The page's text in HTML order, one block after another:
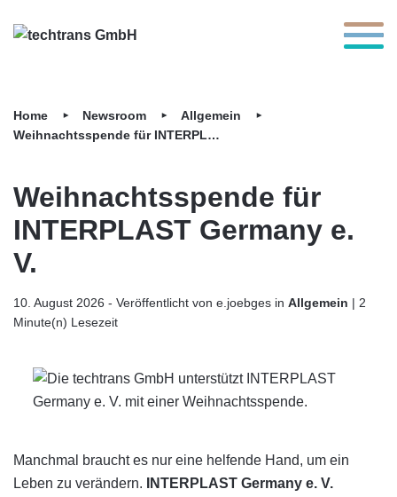
Toggle
Home Newsroom
Allgemein
Weihnachtsspende für INTERPLAST Germany e. V.
Weihnachtsspende für
INTERPLAST Germany e.
V.
10. August 2026 - Veröffentlicht von Author:
e.joebges in Category:
Allgemein | 2
Minute(n) Lesezeit
Manchmal braucht es nur eine helfende Hand, um ein
Leben zu verändern.
INTERPLAST Germany e. V.